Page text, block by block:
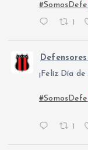
#SomosDefe
¡Feliz Día
#SomosDefe
1